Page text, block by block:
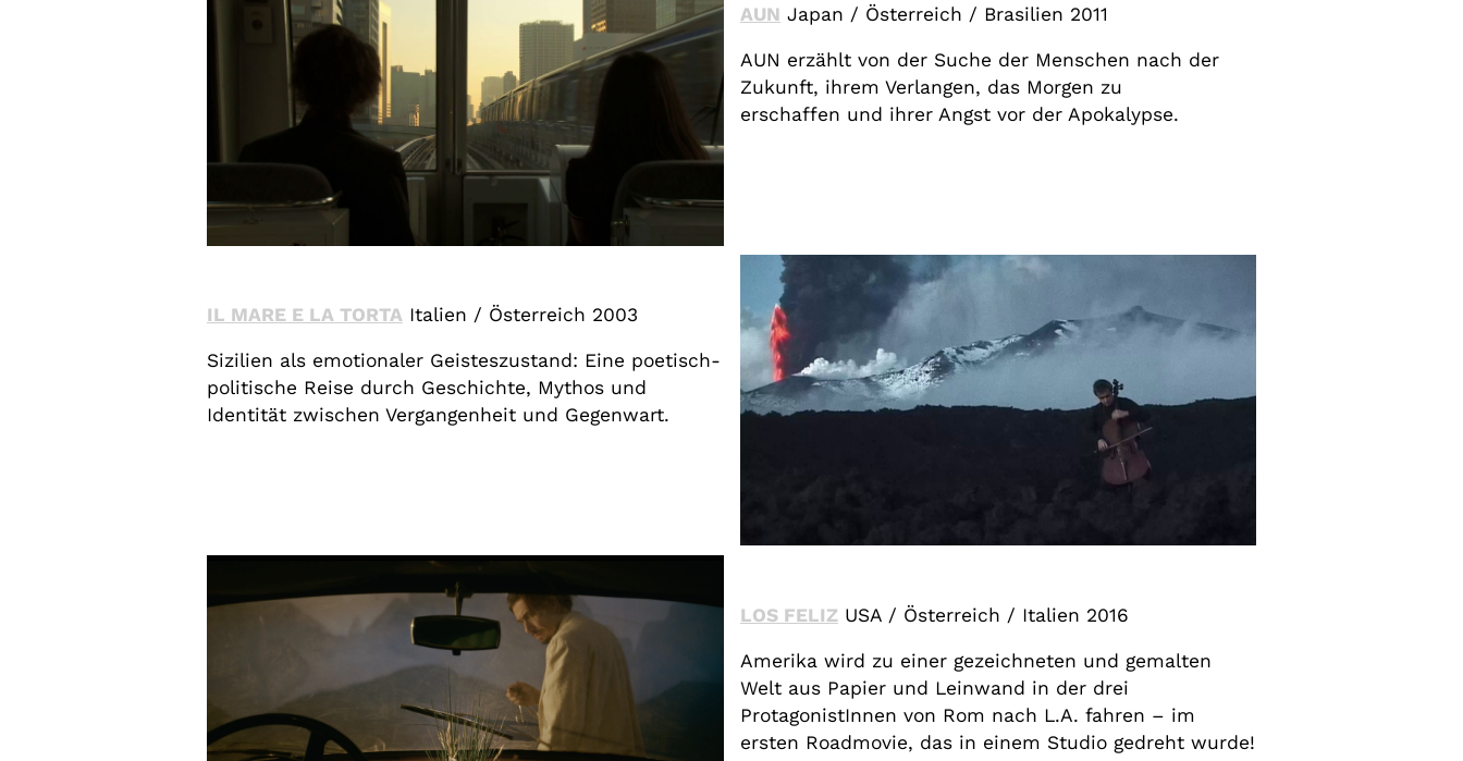
AUN Japan / Österreich / Brasilien 2011
AUN erzählt von der Suche der Menschen nach der
Zukunft, ihrem Verlangen, das Morgen zu
erschaffen und ihrer Angst vor der Apokalypse.
IL MARE E LA TORTA Italien / Österreich 2003
Sizilien als emotionaler Geisteszustand: Eine poetisch-
politische Reise durch Geschichte, Mythos und
Identität zwischen Vergangenheit und Gegenwart.
LOS FELIZUSA / Österreich / Italien 2016
Amerika wird zu einer gezeichneten und gemalten
Welt aus Papier und Leinwand in der drei
ProtagonistInnen von Rom nach L.A. fahren – im
ersten Roadmovie, das in einem Studio gedreht wurde!